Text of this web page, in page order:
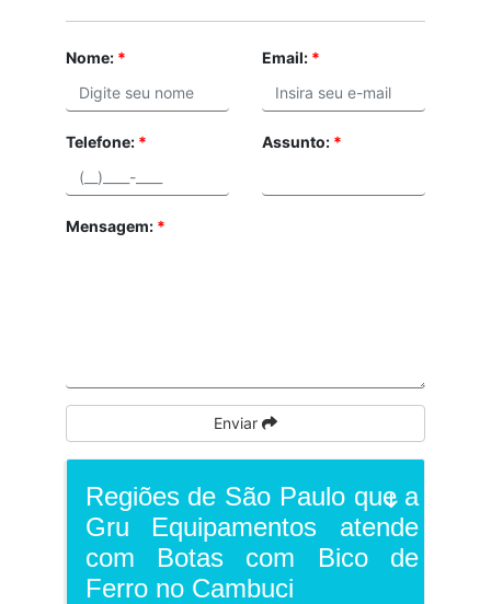
Nome: * Email: *
Telefone: * Assunto: *
Mensagem: *
Enviar
Regiões de São Paulo que a
Gru Equipamentos atende
com Botas com Bico de
Ferro no Cambuci